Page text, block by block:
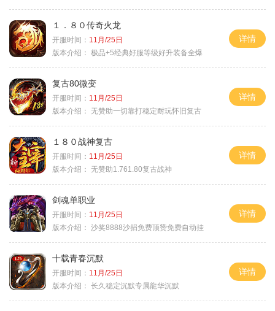
１．８０传奇火龙
开服时间： 11月/25日
版本介绍： 极品+5经典好服等级好升装备全爆
详情
复古80微变
开服时间： 11月/25日
版本介绍： 无赞助一切靠打稳定耐玩怀旧复古
详情
１８０战神复古
开服时间： 11月/25日
版本介绍： 无赞助1.761.80复古战神
详情
剑魂单职业
开服时间： 11月/25日
版本介绍： 沙奖8888沙捐免费顶赞免费自动挂
详情
十载青春沉默
开服时间： 11月/25日
版本介绍： 长久稳定沉默专属龍华沉默
详情